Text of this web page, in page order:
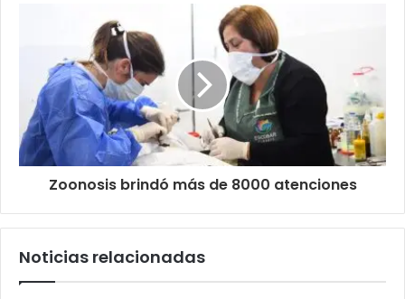
Zoonosis brindó más de 8000 atenciones
Noticias relacionadas